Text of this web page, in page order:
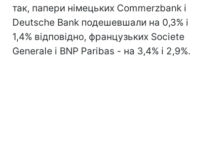
так, папери німецьких Commerzbank і
Deutsche Bank подешевшали на 0,3% і
1,4% відповідно, французьких Societe
Generale і BNP Paribas - на 3,4% і 2,9%.